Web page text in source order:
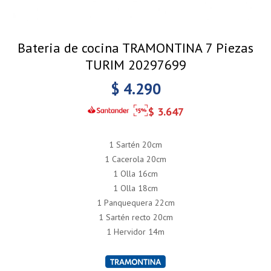
Bateria de cocina TRAMONTINA 7 Piezas
TURIM 20297699
$ 4.290
$ 3.647
1 Sartén 20cm
1 Cacerola 20cm
1 Olla 16cm
1 Olla 18cm
1 Panquequera 22cm
1 Sartén recto 20cm
1 Hervidor 14m